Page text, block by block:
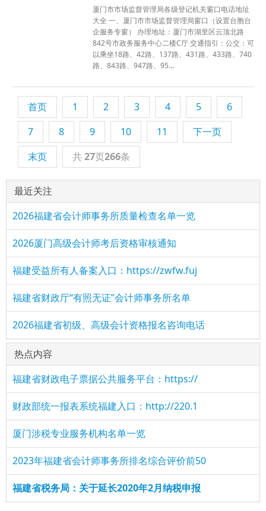
厦门市市场监督管理局各级登记机关窗口电话地址
大全 一、厦门市市场监督管理局窗口（设置台胞台
企服务专窗） 办理地址：厦门市湖里区云顶北路
842号市政务服务中心二楼C厅 交通指引：公交：可
以乘坐18路、42路、137路、431路、433路、740
路、843路、947路、95...
首页 1 2 3 4 5
6
7
8 9 10 11
下一页
末页
共27页266条
最近关注
2026福建省会计师事务所质量检查名单一览
2026厦门高级会计师考后资格审核通知
福建受益所有人备案入口：https://zwfw.fuj
福建省财政厅“有照无证”会计师事务所名单
2026福建省初级、高级会计资格报名咨询电话
热点内容
福建省财政电子票据公共服务平台：https://
财政部统一报表系统福建入口：http://220.1
厦门涉税专业服务机构名单一览
2023年福建省会计师事务所排名综合评价前50
福建省税务局：关于延长2020年2月纳税申报